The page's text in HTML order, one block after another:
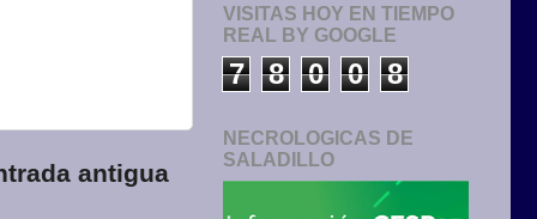
antigua
VISITAS HOY EN TIEMPO
REAL BY GOOGLE
7 8 0 0 8
NECROLOGICAS DE
SALADILLO